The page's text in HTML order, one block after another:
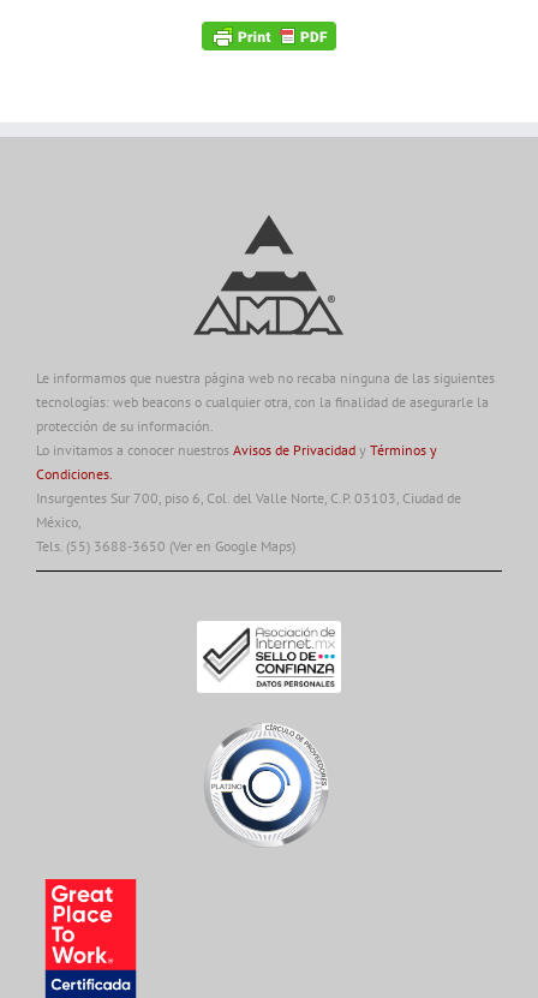
Le informamos que nuestra página web no recaba ninguna de las siguientes
tecnologías: web beacons o cualquier otra, con la finalidad de asegurarle la
protección de su información.
Lo invitamos a conocer nuestros Avisos de Privacidad y Términos y
Condiciones.
Insurgentes Sur 700, piso 6, Col. del Valle Norte, C.P. 03103, Ciudad de
México,
Tels. (55) 3688-3650 (Ver en Google Maps)